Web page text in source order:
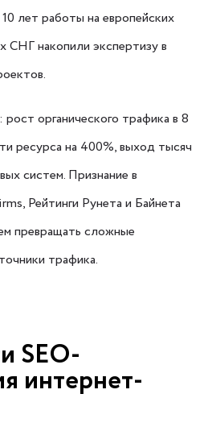
лет работы на европейских
СНГ накопили экспертизу в
органического трафика в 8
ресурса на 400%, выход тысяч
систем. Признание в
Рейтинги Рунета и Байнета
превращать сложные
трафика.
SEO-
интернет-